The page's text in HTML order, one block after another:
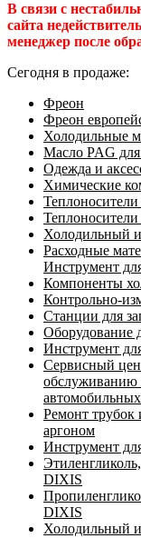
В связи с
сайта
менеджер после
Сегодня в продаже:
Фреон
Фреон
Холодильные
Масло PAG
Одежда и
Химические
Холодильный
Расходные
Инструмент
Компоненты
Контрольно-
Станции для
Оборудование
Инструмент
Сервисный
обслуживанию
Ремонт трубок
аргоном
Инструмент
DIXIS
DIXIS
Холодильный